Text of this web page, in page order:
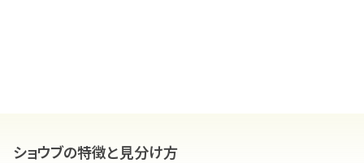
ショウブの特徴と見分け方